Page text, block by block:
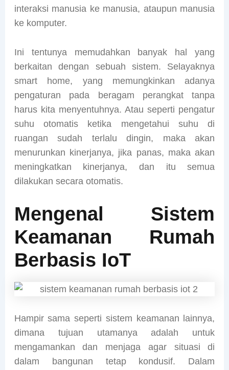
interaksi manusia ke manusia, ataupun manusia
ke komputer.
Ini tentunya memudahkan banyak hal yang
berkaitan dengan sebuah sistem. Selayaknya
smart home, yang memungkinkan adanya
pengaturan pada beragam perangkat tanpa
harus kita menyentuhnya. Atau seperti pengatur
suhu otomatis ketika mengetahui suhu di
ruangan sudah terlalu dingin, maka akan
menurunkan kinerjanya, jika panas, maka akan
meningkatkan kinerjanya, dan itu semua
dilakukan secara otomatis.
Mengenal Sistem
Keamanan Rumah
Berbasis IoT
Hampir sama seperti sistem keamanan lainnya,
dimana tujuan utamanya adalah untuk
mengamankan dan menjaga agar situasi di
dalam bangunan tetap kondusif. Dalam